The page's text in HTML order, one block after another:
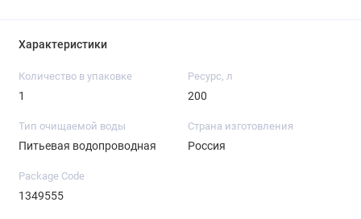
Характеристики
Количество в упаковке
1
Ресурс, л
200
Тип очищаемой воды
Питьевая водопроводная
Страна изготовления
Россия
Package Code
1349555